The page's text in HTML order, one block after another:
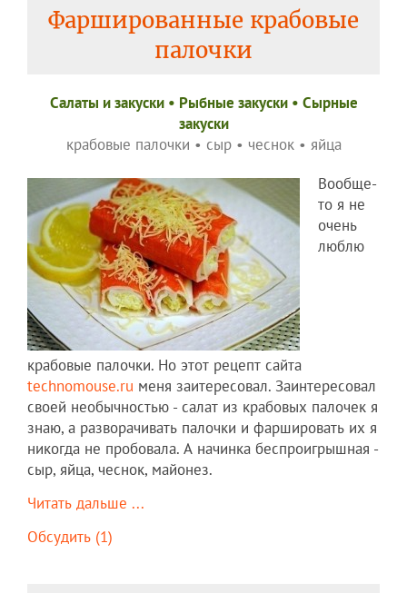
Фаршированные крабовые
палочки
Салаты и закуски• Рыбные закуски• Сырные
закуски
крабовые палочки • сыр• чеснок• яйца
Вообще-
то я не
очень
люблю
крабовые палочки. Но этот рецепт сайта
technomouse.ru меня заитересовал. Заинтересовал
своей необычностью - салат из крабовых палочек я
знаю, а разворачивать палочки и фаршировать их я
никогда не пробовала. А начинка беспроигрышная -
сыр, яйца, чеснок, майонез.
Читать дальше ...
Обсудить (1)